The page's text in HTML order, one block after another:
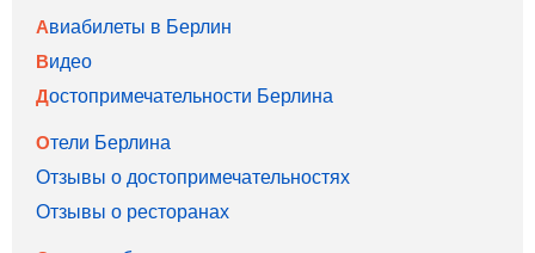
Авиабилеты в Берлин
Видео
Достопримечательности Берлина
Отели Берлина
Отзывы о достопримечательностях
Отзывы о ресторанах